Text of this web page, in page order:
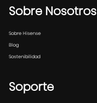
Sobre Nosotros
Sobre Hisense
Blog
Sostenibilidad
Soporte